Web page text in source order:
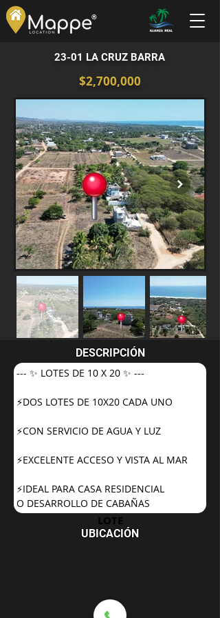
®
23-01 LA CRUZ BARRA
$2,700,000
DESCRIPCIÓN
--- ✨ LOTES DE 10 X 20 ✨ ---
⚡DOS LOTES DE 10X20 CADA UNO
⚡CON SERVICIO DE AGUA Y LUZ
⚡EXCELENTE ACCESO Y VISTA AL MAR
⚡IDEAL PARA CASA RESIDENCIAL
O DESARROLLO DE CABAÑAS
LOTE
UBICACIÓN